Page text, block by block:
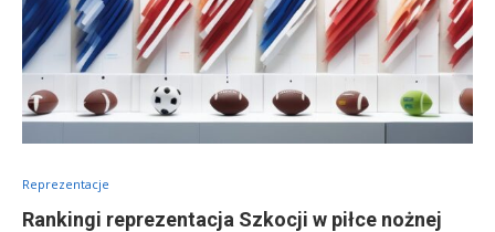
Reprezentacje
Rankingi reprezentacja Szkocji w piłce nożnej